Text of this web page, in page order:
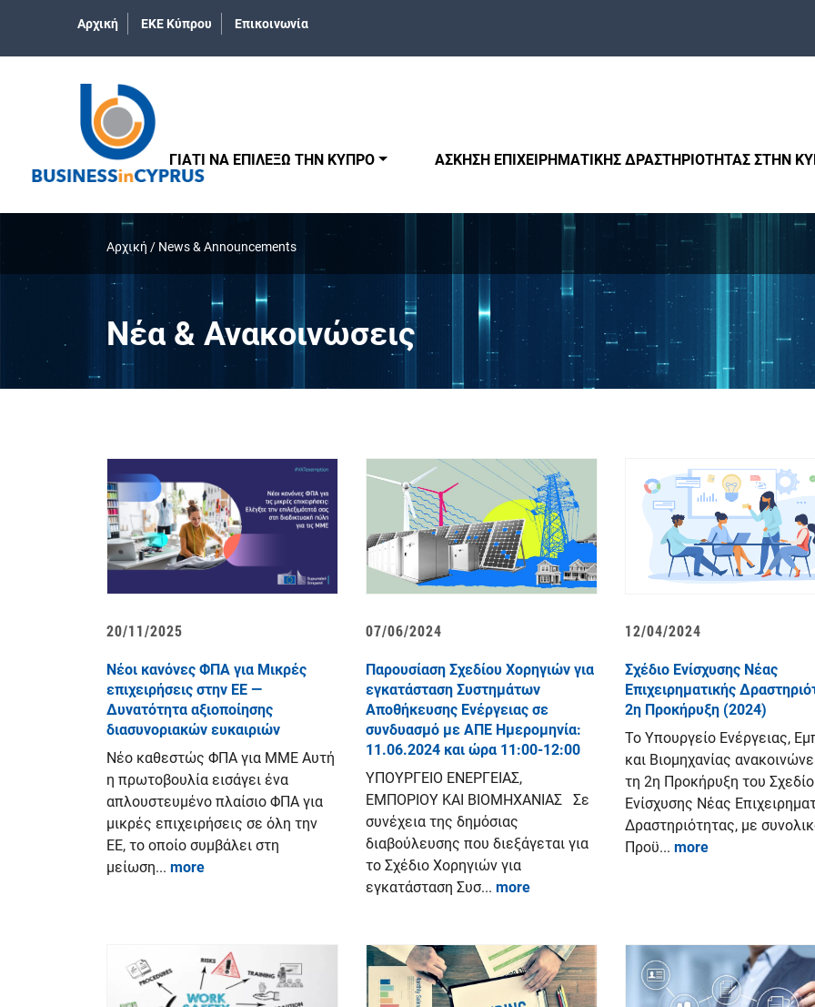
Αρχική ΕΚΕ Κύπρου Επικοινωνία
ΓΙΑΤΙ ΝΑ ΕΠΙΛΕΞΩ ΤΗΝ ΚΥΠΡΟ ΑΣΚΗΣΗ ΕΠΙΧΕΙΡΗΜΑΤΙΚΗΣ ΔΡΑΣΤΗΡΙΟΤΗΤΑΣ ΣΤΗΝ
Αρχική / News & Announcements
Νέα & Ανακοινώσεις
20/11/2025
Νέοι κανόνες ΦΠΑ για Μικρές
επιχειρήσεις στην ΕΕ —
Δυνατότητα αξιοποίησης
διασυνοριακών ευκαιριών
Νέο καθεστώς ΦΠΑ για ΜΜΕ Αυτή
η πρωτοβουλία εισάγει ένα
απλουστευμένο πλαίσιο ΦΠΑ για
μικρές επιχειρήσεις σε όλη την
ΕΕ, το οποίο συμβάλει στη
μείωση... more
07/06/2024
Παρουσίαση Σχεδίου Χορηγιών για
εγκατάσταση Συστημάτων
Αποθήκευσης Ενέργειας σε
συνδυασμό με ΑΠΕ Ημερομηνία:
11.06.2024 και ώρα 11:00-12:00
ΥΠΟΥΡΓΕΙΟ ΕΝΕΡΓΕΙΑΣ,
ΕΜΠΟΡΙΟΥ ΚΑΙ ΒΙΟΜΗΧΑΝΙΑΣ Σε
συνέχεια της δημόσιας
διαβούλευσης που διεξάγεται για
το Σχέδιο Χορηγιών για
εγκατάσταση Συσ... more
12/04/2024
Σχέδιο Ενίσχυσης Νέας
Επιχειρηματικής
2η Προκήρυξη (2024)
Το Υπουργείο Ενέργειας,
και Βιομηχανίας
τη 2η Προκήρυξη του
Ενίσχυσης Νέας
Δραστηριότητας, με
Προϋ... more